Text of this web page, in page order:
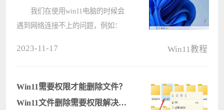
我们在使用win11电脑的时候会
遇到网络连接不上的问题，例如：
以了。下面就让本站来为用户们来仔
细的介????
2023-11-17 Win11教程
Win11需要权限才能删除文件？
Win11文件删除需要权限解决方